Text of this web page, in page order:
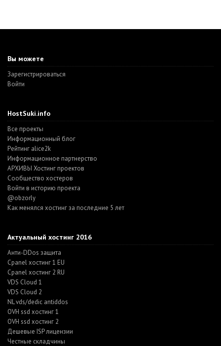
Вы можете
Зарегистрироваться
Войти
HostSuki.info
Все проекты
Информационный блог
Рейтинг alice2k
Информационное партнерство
АРХИВЫ Хостинг проектов
Cообщество хостеров
Войти в историю проекта
@obzorly
Как менялся хостинг за последние 5 лет
Актуальный хостинг 2016
Анти-DDos защита
Cpanel хостинг 1 EU
Cpanel хостинг 2 RU
VDS Cloud 1
VDS Cloud 2
NL vds/dedic antiddos
OVH ssd хостинг 1
OVH ssd хостинг 2
Дешевые ISP лицензии
Честные складчины